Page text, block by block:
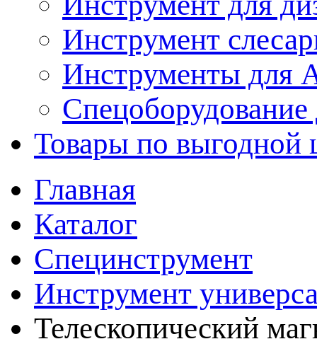
Инструмент
Инструменты
Спецоборудование
Товары по выгодной
Главная
Каталог
Специнструмент
Инструмент
Телескопический